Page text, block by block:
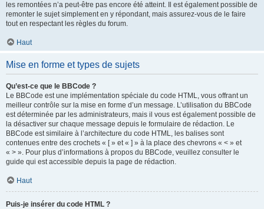
les remontées n’a peut-être pas encore été atteint. Il est également possible de
remonter le sujet simplement en y répondant, mais assurez-vous de le faire
tout en respectant les règles du forum.
Haut
Mise en forme et types de sujets
Qu’est-ce que le BBCode ?
Le BBCode est une implémentation spéciale du code HTML, vous offrant un
meilleur contrôle sur la mise en forme d’un message. L’utilisation du BBCode
est déterminée par les administrateurs, mais il vous est également possible de
la désactiver sur chaque message depuis le formulaire de rédaction. Le
BBCode est similaire à l’architecture du code HTML, les balises sont
contenues entre des crochets « [ » et « ] » à la place des chevrons « < » et
« > ». Pour plus d’informations à propos du BBCode, veuillez consulter le
guide qui est accessible depuis la page de rédaction.
Haut
Puis-je insérer du code HTML ?